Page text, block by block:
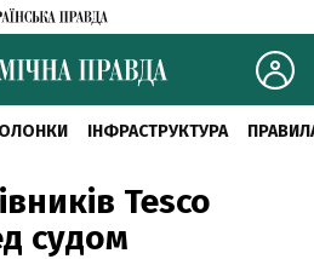
ІНФРАСТРУКТУРА
Tesco
судом